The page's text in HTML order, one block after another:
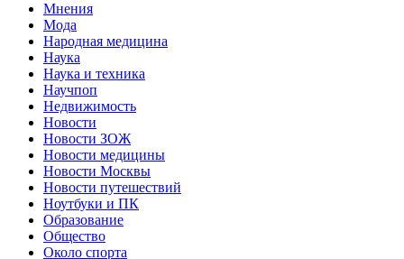
Мнения
Мода
Народная медицина
Наука
Наука и техника
Научпоп
Недвижимость
Новости
Новости ЗОЖ
Новости медицины
Новости Москвы
Новости путешествий
Ноутбуки и ПК
Образование
Общество
Около спорта